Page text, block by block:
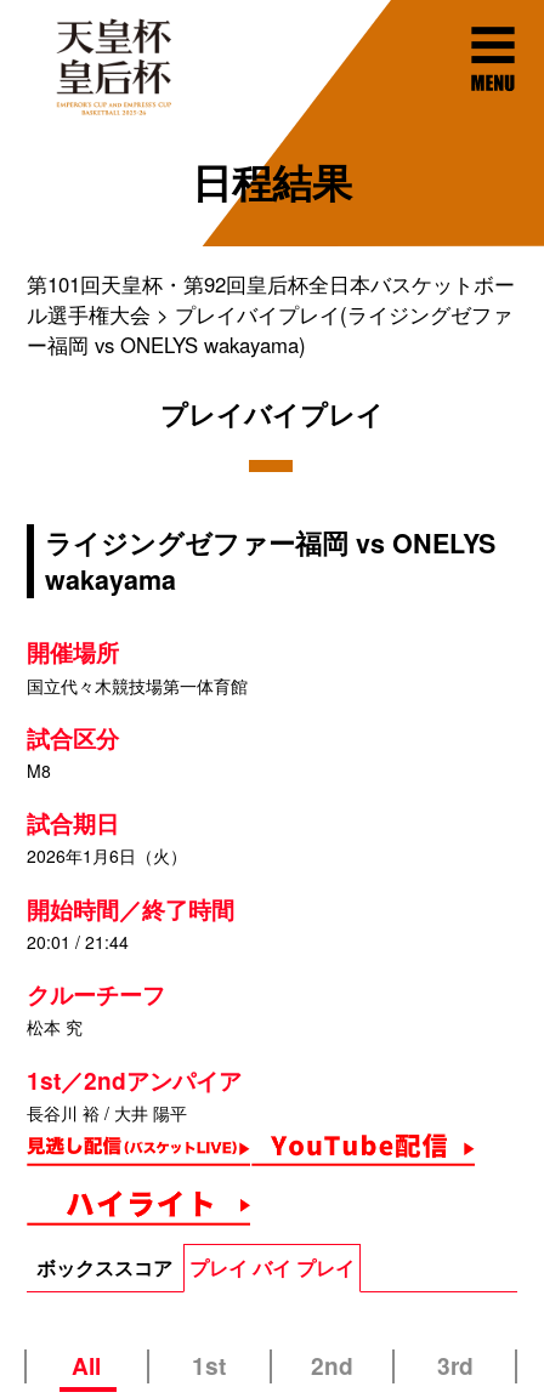
日程結果
第101回天皇杯・第92回皇后杯全日本バスケットボー
ル選手権大会
プレイバイプレイ(ライジングゼファ
ー福岡 vs ONELYS wakayama)
プレイバイプレイ
ライジングゼファー福岡 vs ONELYS
wakayama
開催場所
国立代々木競技場第一体育館
試合区分
M8
試合期日
2026年1月6日（火）
開始時間／終了時間
20:01 / 21:44
クルーチーフ
松本 究
1st／2ndアンパイア
長谷川 裕 / 大井 陽平
ボックススコア プレイ バイ プレイ
All 1st 2nd
3rd